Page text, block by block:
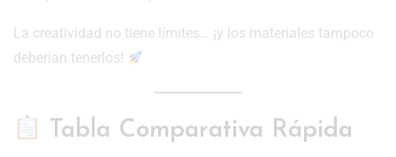
La creatividad no tiene límites… ¡y los materiales tampoco
deberían tenerlos!
Tabla Comparativa Rápida